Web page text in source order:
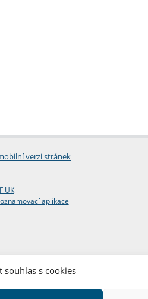
souhlas s cookies
verzi stránek
UK
aplikace